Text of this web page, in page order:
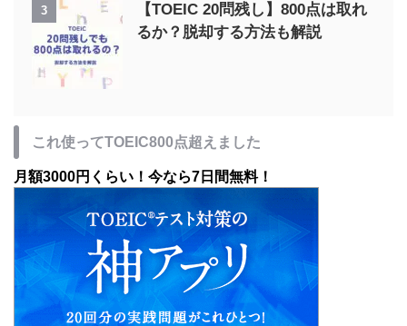
3
【TOEIC 20問残し】800点は取れ
るか？脱却する方法も解説
これ使ってTOEIC800点超えました
月額3000円くらい！今なら7日間無料！